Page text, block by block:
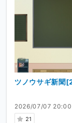
2026/07/07 20:00
21
ツノウサギ新聞